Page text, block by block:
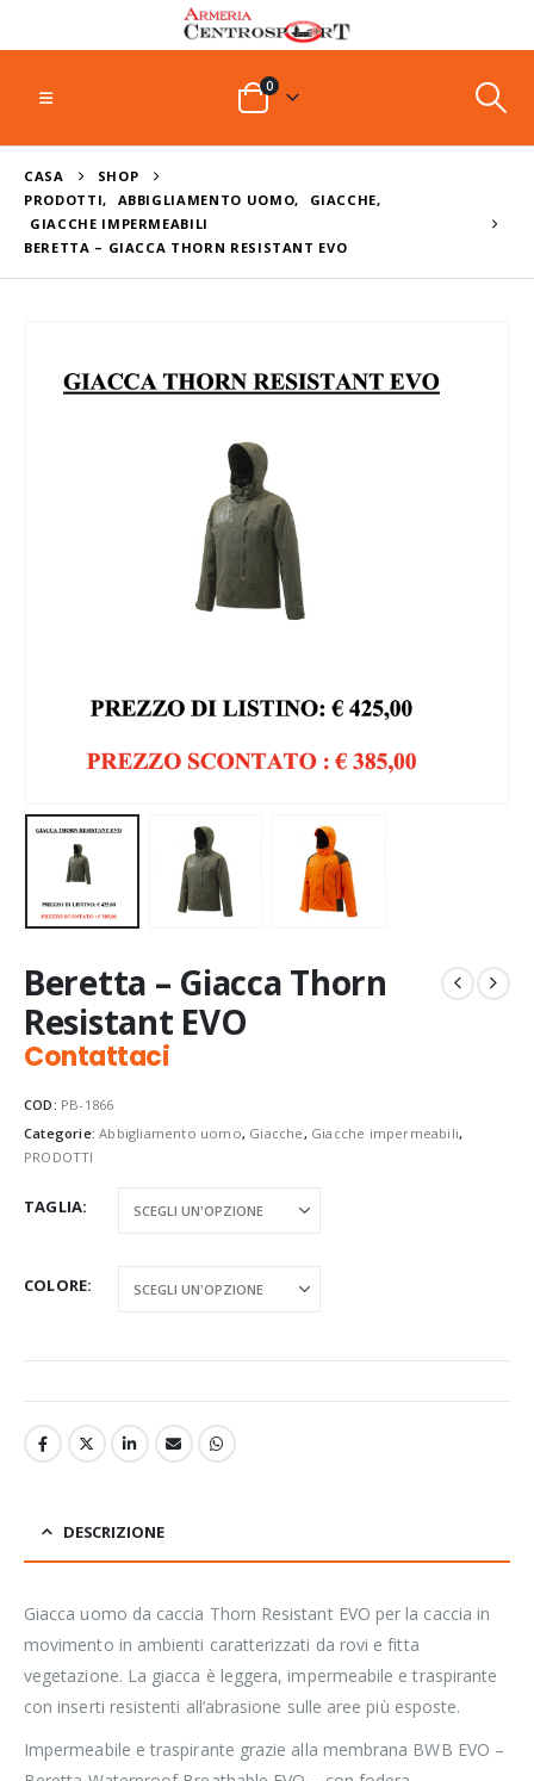
0
CASA
SHOP
PRODOTTI, ABBIGLIAMENTO UOMO, GIACCHE,
GIACCHE IMPERMEABILI
BERETTA – GIACCA THORN RESISTANT EVO
Beretta – Giacca Thorn
Resistant EVO
Contattaci
COD: PB-1866
Categorie:Abbigliamento uomo, Giacche , Giacche impermeabili,
PRODOTTI
TAGLIA
COLORE
DESCRIZIONE
Giacca uomo da caccia Thorn Resistant EVO per la caccia in
movimento in ambienti caratterizzati da rovi e fitta
vegetazione. La giacca è leggera, impermeabile e traspirante
con inserti resistenti all’abrasione sulle aree più esposte.
Impermeabile e traspirante grazie alla membrana BWB EVO –